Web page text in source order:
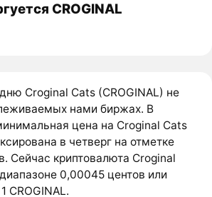
CROGINAL
Croginal Cats (CROGINAL) не
нами биржах. В
цена на Croginal Cats
в четверг на отметке
Сейчас криптовалюта Croginal
0,00045 центов или
CROGINAL.